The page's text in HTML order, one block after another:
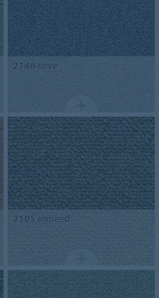
2146 cove
2105 aniseed